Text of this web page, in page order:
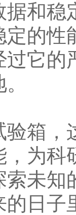
和稳
的性
它的
，这
为科
未知
日子